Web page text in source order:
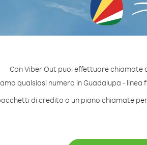
Con Viber Out puoi effettuare chiamate
qualsiasi numero in Guadalupa -
di credito o un piano chiamate